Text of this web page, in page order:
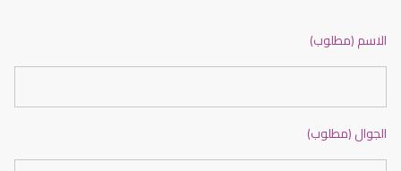
الاسم (مطلوب)
الجوال (مطلوب)